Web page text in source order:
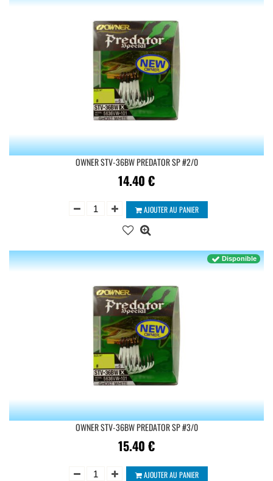
OWNER STV-36BW PREDATOR SP #2/0
14.40 €
AJOUTER AU PANIER
OWNER STV-36BW PREDATOR SP #3/0
15.40 €
Disponible
AJOUTER AU PANIER